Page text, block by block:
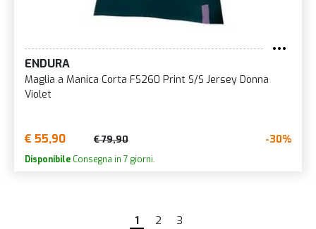
ENDURA
Maglia a Manica Corta FS260 Print S/S Jersey Donna
Violet
€ 55,90 € 79,90 -30%
Disponibile Consegna in 7 giorni.
1 2 3